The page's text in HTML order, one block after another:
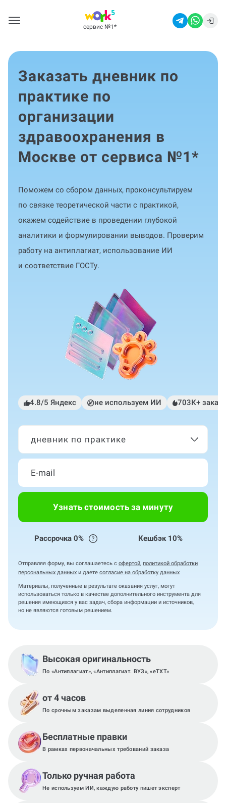
сервис №1 *
Заказать дневник по
практике по
организации
здравоохранения в
Москве от сервиса №1*
Поможем со сбором данных, проконсультируем
по связке теоретической части с практикой,
окажем содействие в проведении глубокой
аналитики и формулировании выводов. Проверим
работу на антиплагиат, использование ИИ
и соответствие ГОСТу.
4.8/5 Яндекс не используем ИИ 703К+
дневник по практике
Узнать стоимость за минуту
Рассрочка 0% Кешбэк 10%
Отправляя форму, вы соглашаетесь с офертой, политикой обработки
персональных данных и даете согласие на обработку данных
Материалы, полученные в результате оказания услуг, могут
использоваться только в качестве дополнительного инструмента для
решения имеющихся у вас задач, сбора информации и источников,
но не являются готовым решением.
Высокая оригинальность
По «Антиплагиат», «Антиплагиат. ВУЗ», «eTXT»
от 4 часов
По срочным заказам выделенная линия сотрудников
Бесплатные правки
В рамках первоначальных требований заказа
Только ручная работа
Не используем ИИ, каждую работу пишет эксперт